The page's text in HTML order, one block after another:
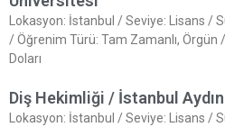
Lokasyon: İstanbul / Seviye: Lisans /
/ Öğrenim Türü: Tam Zamanlı, Örgün
Doları
Diş Hekimliği / İstanbul
Lokasyon: İstanbul / Seviye: Lisans /